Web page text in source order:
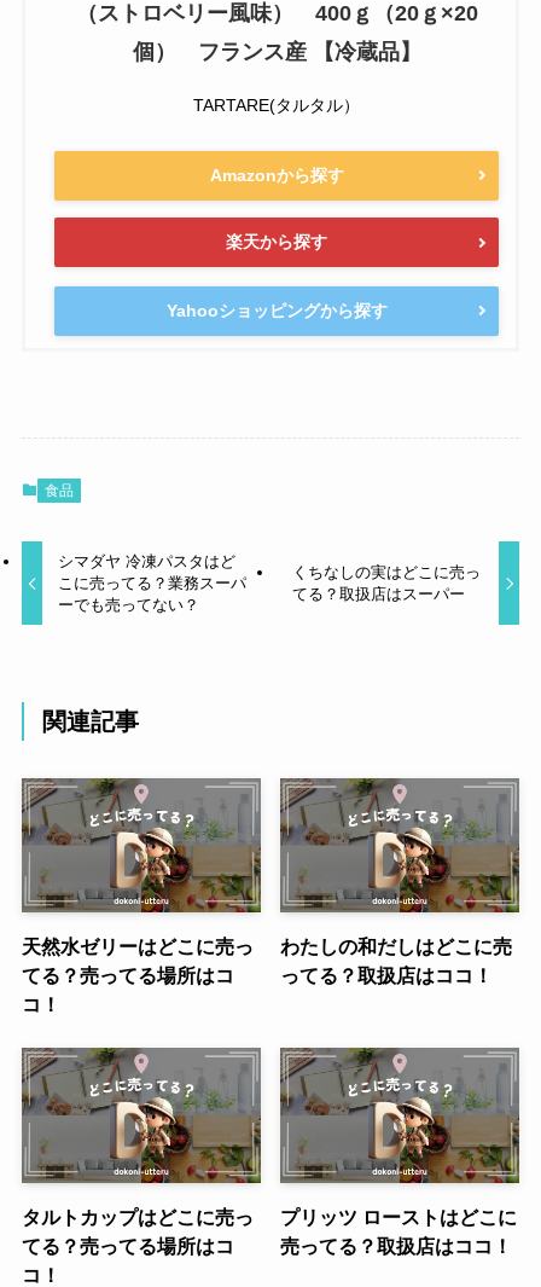
（ストロベリー風味） 400ｇ（20ｇ×20
個） フランス産 【冷蔵品】
TARTARE(タルタル）
Amazonから探す
楽天から探す
Yahooショッピングから探す
食品
シマダヤ 冷凍パスタはど
こに売ってる？業務スーパ
ーでも売ってない？
くちなしの実はどこに売っ
てる？取扱店はスーパー
関連記事
天然水ゼリーはどこに売っ
てる？売ってる場所はコ
コ！
わたしの和だしはどこに売
ってる？取扱店はココ！
タルトカップはどこに売っ
てる？売ってる場所はコ
コ！
プリッツ ローストはどこに
売ってる？取扱店はココ！